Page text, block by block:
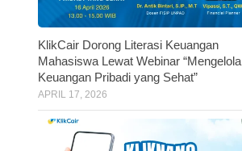
KlikCair Dorong Literasi Keuangan
Mahasiswa Lewat Webinar “Mengelola
Keuangan Pribadi yang Sehat”
APRIL 17, 2026